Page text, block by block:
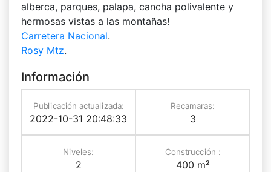
alberca, parques, palapa, cancha polivalente y
hermosas vistas a las montañas!
Carretera Nacional.
Rosy Mtz.
Información
Publicación actualizada:
2022-10-31 20:48:33
Recamaras:
3
Niveles:
2
Construcción :
400 m²